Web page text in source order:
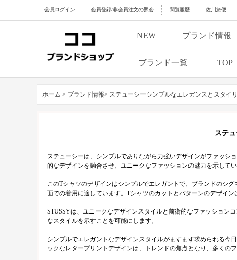
会員ログイン 会員登録/非会員注文の照会 閲覧履歴 佐川急便
NEW ブランド情報
ブランド一覧 TOP
ホーム > ブランド情報> ステューシーシンプルなエレガンスとスタイ
ステ
ステューシーは、シンプルでありながら力強いデザインがファッシ
的なデザインを融合させ、ユニークなファッションの魅力を示してい
このTシャツのデザインはシンプルでエレガントで、ブランドのシ
面での着用に適しています。Tシャツのカットとパターンのデザイ
STUSSYは、ユニークなデザインスタイルと前衛的なファッション
なスタイルを示すことを可能にします。
シンプルでエレガントなデザインスタイルがますます求められる今
ックなレタープリントデザインは、トレンドの焦点となり、多くの